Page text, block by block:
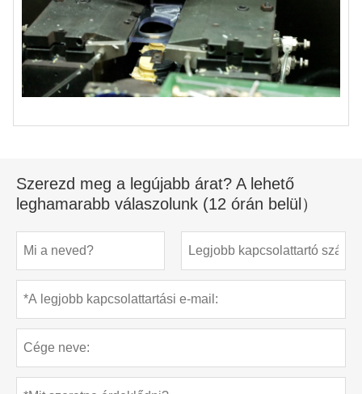
Szerezd meg a legújabb árat? A lehető
leghamarabb válaszolunk (12 órán belül）